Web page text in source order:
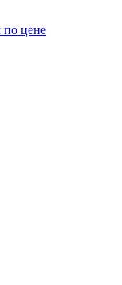
по цене